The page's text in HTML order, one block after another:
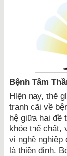
Bệnh Tâm
Hiện nay, thế
tranh cãi về
hệ giữa hai đề
khỏe thể chất,
vi nghề nghiệp
là thiền định.